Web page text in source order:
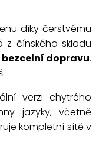
díky čerstvému
z čínského skladu
dopravu.
verzi chytrého
jazyky, včetně
kompletní sítě v